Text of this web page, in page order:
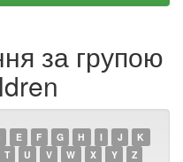
за групою
E F G H I J
K
T U V W X Y
Z